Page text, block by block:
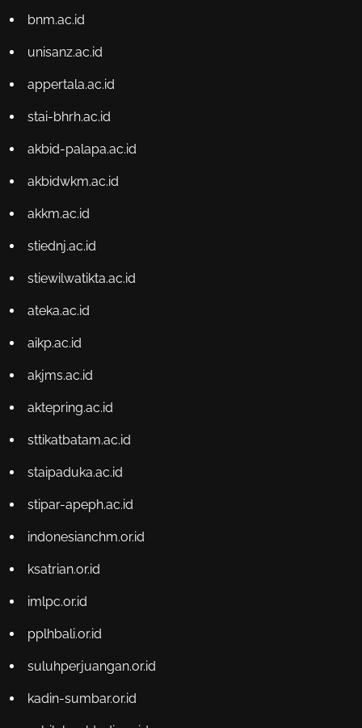
bnm.ac.id
unisanz.ac.id
appertala.ac.id
stai-bhrh.ac.id
akbid-palapa.ac.id
akbidwkm.ac.id
akkm.ac.id
stiednj.ac.id
stiewilwatikta.ac.id
ateka.ac.id
aikp.ac.id
akjms.ac.id
aktepring.ac.id
sttikatbatam.ac.id
staipaduka.ac.id
stipar-apeph.ac.id
indonesianchm.or.id
ksatrian.or.id
imlpc.or.id
pplhbali.or.id
suluhperjuangan.or.id
kadin-sumbar.or.id